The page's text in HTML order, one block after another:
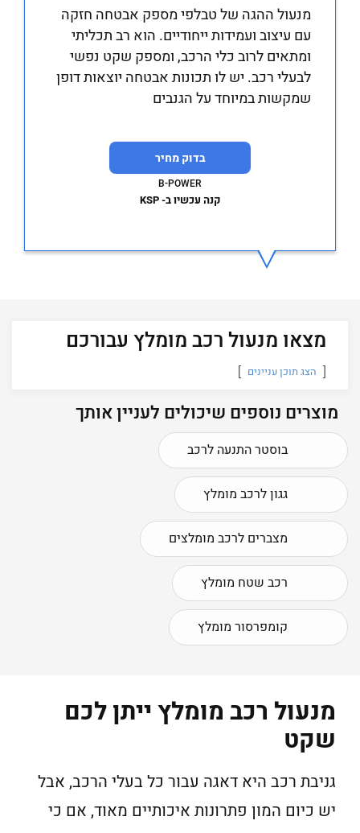
מנעול ההגה של טבלפי מספק אבטחה חזקה
עם עיצוב ועמידות ייחודיים. הוא רב תכליתי
ומתאים לרוב כלי הרכב, ומספק שקט נפשי
לבעלי רכב. יש לו תכונות אבטחה יוצאות דופן
שמקשות במיוחד על הגנבים
בדוק מחיר
B-POWER
קנה עכשיו ב- KSP
מצאו מנעול רכב מומלץ עבורכם
הצג תוכן עניינים
מוצרים נוספים שיכולים לעניין אותך
בוסטר התנעה לרכב
גגון לרכב מומלץ
מצברים לרכב מומלצים
רכב שטח מומלץ
קומפרסור מומלץ
מנעול רכב מומלץ ייתן לכם
שקט
גניבת רכב היא דאגה עבור כל בעלי הרכב, אבל
יש כיום המון פתרונות איכותיים מאוד, אם כי